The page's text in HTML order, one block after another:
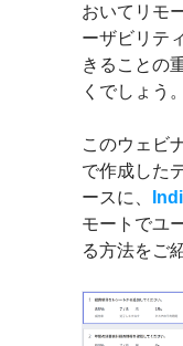
おいてリモ
ーザビリテ
きることの
くでしょう。
このウェビ
で作成した
ースに、
モートでユ
る方法をご